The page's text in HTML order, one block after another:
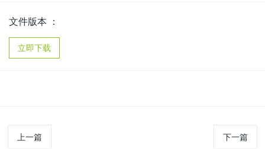
文件版本 ：
立即下载
上一篇 下一篇